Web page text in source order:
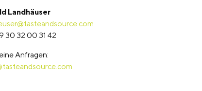
Landhäuser
30 32 00 31 42
Anfragen: